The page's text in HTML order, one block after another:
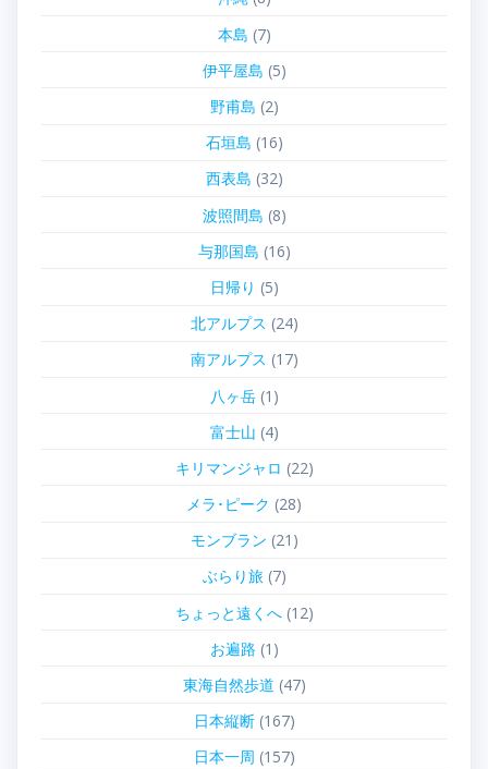
本島 (7)
伊平屋島 (5)
野甫島 (2)
石垣島 (16)
西表島 (32)
波照間島 (8)
与那国島 (16)
日帰り (5)
北アルプス (24)
南アルプス (17)
八ヶ岳(1)
富士山 (4)
キリマンジャロ (22)
メラ･ピーク (28)
モンブラン (21)
ぶらり旅(7)
ちょっと遠くへ(12)
お遍路 (1)
東海自然歩道 (47)
日本縦断(167)
日本一周 (157)